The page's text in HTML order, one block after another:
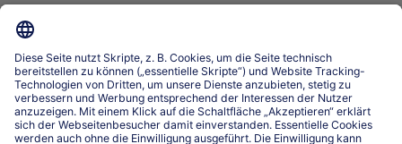
Über bofrost*
Kategorien